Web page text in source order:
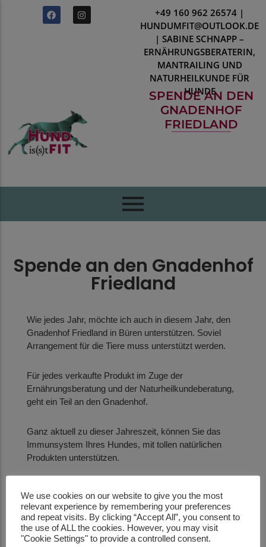
+49 160 962 26574 |
HUNDUMFIT@OUTLOOK.DE
| SABINE SCHNAPP –
ERNÄHRUNGSBERATERIN,
MANTRAILING UND
NATURHEILKUNDE FÜR
HUNDE
SPENDE AN DEN
GNADENHOF
FRIEDLAND
Spende an den Gnadenhof
Friedland
Wie jedes Jahr, möchte ich auch in diesem Jahr, den
Gnadenhof Friedland in Büren unterstützen. Soviel
Arrangement für die Tiere muss unterstützt werden.
Für jedes verkaufte Produkt im Zuge der
Ernährungsberatung und der Naturheilkundeberatung,
geht ein Teil an den Gnadenhof.
Ganz aktuell zu dieser Jahreszeit, können Sie das
Immunsystem Ihres Hundes, mit tollen natürlichen
Produkten unterstützen.
Unterstützung für Ihren Hund herauszufinden.
We use cookies on our website to give you the most
relevant experience by remembering your preferences
and repeat visits. By clicking “Accept All”, you consent to
the use of ALL the cookies. However, you may visit
"Cookie Settings" to provide a controlled consent.